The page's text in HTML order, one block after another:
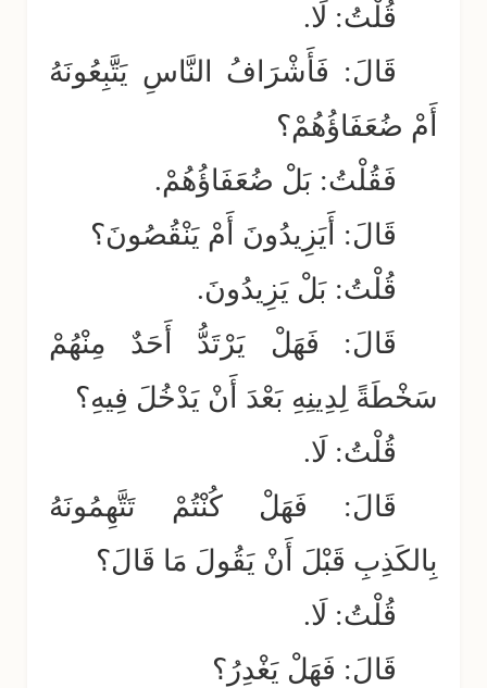
قُلْتُ: لَا.
قَالَ: فَأَشْرَافُ النَّاسِ يَتَّبِعُونَهُ
أَمْ ضُعَفَاؤُهُمْ؟
فَقُلْتُ: بَلْ ضُعَفَاؤُهُمْ.
قَالَ: أَيَزِيدُونَ أَمْ يَنْقُصُونَ؟
قُلْتُ: بَلْ يَزِيدُونَ.
قَالَ: فَهَلْ يَرْتَدُّ أَحَدٌ مِنْهُمْ
سَخْطَةً لِدِينِهِ بَعْدَ أَنْ يَدْخُلَ فِيهِ؟
قُلْتُ: لَا.
قَالَ: فَهَلْ كُنْتُمْ تَتَّهِمُونَهُ
بِالكَذِبِ قَبْلَ أَنْ يَقُولَ مَا قَالَ؟
قُلْتُ: لَا.
قَالَ: فَهَلْ يَغْدِرُ؟